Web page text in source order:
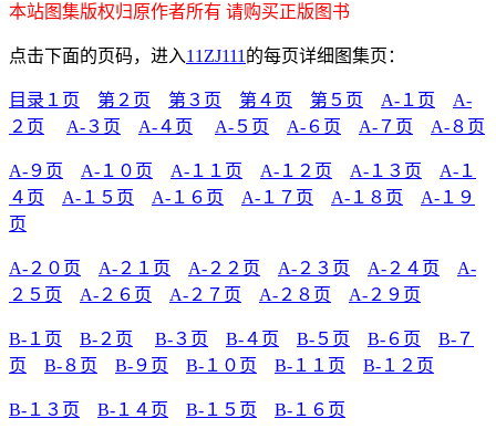
本站图集版权归原作者所有 请购买正版图书
点击下面的页码，进入11ZJ111 的每页详细图集页：
目录１页 第２页 第３页 第４页 第５页 A-１页
A-
２页
A-３页 A-４页 A-５页 A-６页 A-７页 A-８页
A-９页 A-１０页 A-１１页 A-１２页 A-１３页
A-１
４页
A-１５页 A-１６页 A-１７页 A-１８页
A-１９
页
A-２０页 A-２１页 A-２２页 A-２３页 A-２４页
A-
２５页
A-２６页 A-２７页 A-２８页 A-２９页
B-１页 B-２页 B-３页 B-４页 B-５页 B-６页
B-７
页
B-８页 B-９页 B-１０页 B-１１页 B-１２页
B-１３页 B-１４页 B-１５页 B-１６页